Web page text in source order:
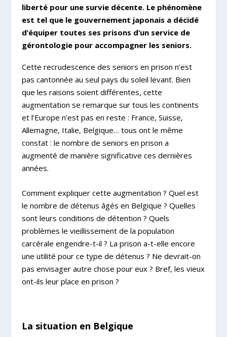
liberté pour une survie décente. Le phénomène
est tel que le gouvernement japonais a décidé
d’équiper toutes ses prisons d’un service de
gérontologie pour accompagner les seniors.
Cette recrudescence des seniors en prison n’est
pas cantonnée au seul pays du soleil levant. Bien
que les raisons soient différentes, cette
augmentation se remarque sur tous les continents
et l’Europe n’est pas en reste : France, Suisse,
Allemagne, Italie, Belgique… tous ont le même
constat : le nombre de seniors en prison a
augmenté de manière significative ces dernières
années.
Comment expliquer cette augmentation ? Quel est
le nombre de détenus âgés en Belgique ? Quelles
sont leurs conditions de détention ? Quels
problèmes le vieillissement de la population
carcérale engendre-t-il ? La prison a-t-elle encore
une utilité pour ce type de détenus ? Ne devrait-on
pas envisager autre chose pour eux ? Bref, les vieux
ont-ils leur place en prison ?
La situation en Belgique